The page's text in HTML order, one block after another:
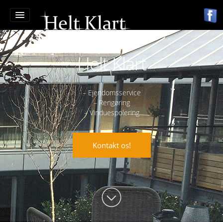
Home
Om os
Vinduespolering
Rengøring
Grønne områder
Kontakt os
Helt Klart
– Ejendomsservice
– Rengøring
– Vinduespolering
Kontakt os!